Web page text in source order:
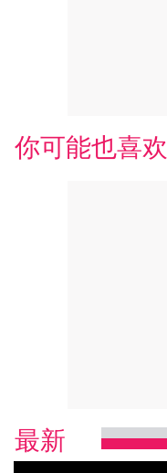
你可能也喜欢
最新